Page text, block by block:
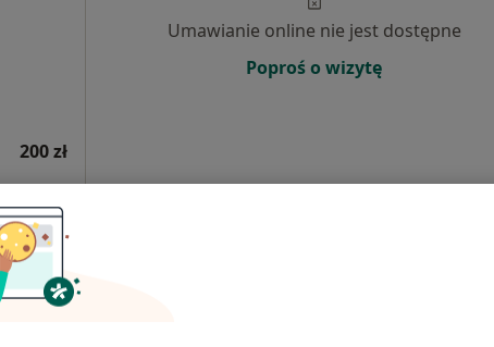
200 zł
Umawianie online nie jest dostępne
Poproś o wizytę